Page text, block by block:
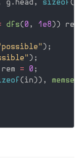
g . head , sizeof (
dfs(0 , 1e8))
) ;
) ;
rem = 0 ;
(in)) , memset